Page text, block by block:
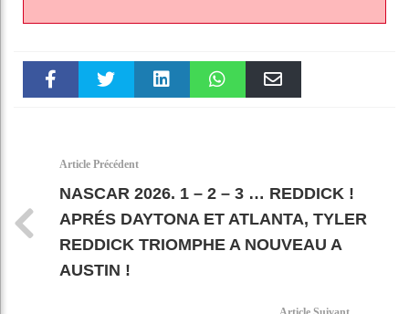
Article Précédent
NASCAR 2026. 1 – 2 – 3 … REDDICK !
APRÉS DAYTONA ET ATLANTA, TYLER
REDDICK TRIOMPHE A NOUVEAU A
AUSTIN !